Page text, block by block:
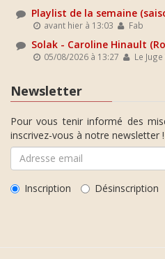
Playlist de la semaine
avant hier à 13:03 Fab
Solak - Caroline Hinault
05/08/2026 à 13:27 Le
Newsletter
Pour vous tenir informé des
inscrivez-vous à notre newsletter !
Inscription Désinscription